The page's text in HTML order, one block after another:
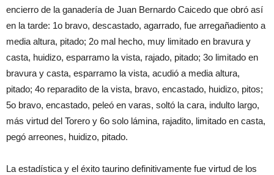
encierro de la ganadería de Juan Bernardo Caicedo que obró así
en la tarde: 1o bravo, descastado, agarrado, fue arregañadiento a
media altura, pitado; 2o mal hecho, muy limitado en bravura y
casta, huidizo, esparramo la vista, rajado, pitado; 3o limitado en
bravura y casta, esparramo la vista, acudió a media altura,
pitado; 4o reparadito de la vista, bravo, encastado, huidizo, pitos;
5o bravo, encastado, peleó en varas, soltó la cara, indulto largo,
más virtud del Torero y 6o solo lámina, rajadito, limitado en casta,
pegó arreones, huidizo, pitado.
La estadística y el éxito taurino definitivamente fue virtud de los